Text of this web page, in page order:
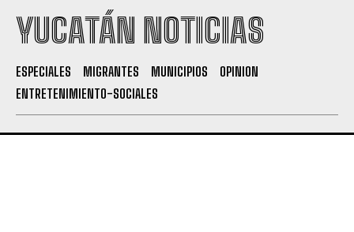
YUCATÁN NOTICIAS
ESPECIALES MIGRANTES MUNICIPIOS
OPINION
ENTRETENIMIENTO-SOCIALES